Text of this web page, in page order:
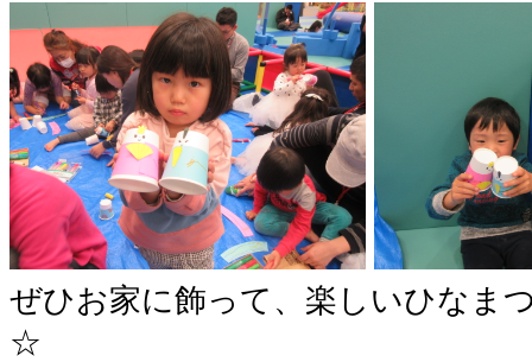
ぜひお家に飾って、楽しいひなま
☆